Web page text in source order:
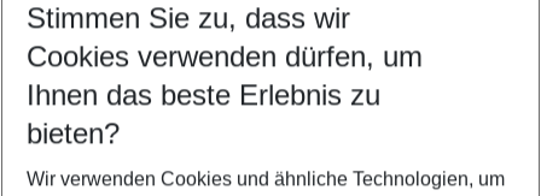
Abflughafen wählen
Beliebiger Abflughafen
Reisezeitraum wählen
12.08.26– 10.08.27 5-8 Nächte
2 Erwachsene Keine Kinder
Stimmen Sie zu, dass wir
Cookies verwenden dürfen, um
Ihnen das beste Erlebnis zu
bieten?
Wir verwenden Cookies und ähnliche Technologien, um